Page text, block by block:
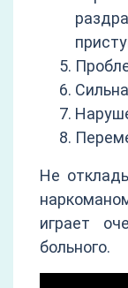
Не
играет
больного.